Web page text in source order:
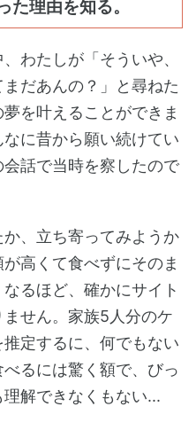
理由を知る。
わたしが「そういや、
だあんの？」と尋ねた
を叶えることができま
に昔から願い続けてい
話で当時を察したので
、立ち寄ってみようか
高くて食べずにそのま
るほど、確かにサイト
せん。家族5人分のケ
定するに、何でもない
るには驚く額で、びっ
解できなくもない...